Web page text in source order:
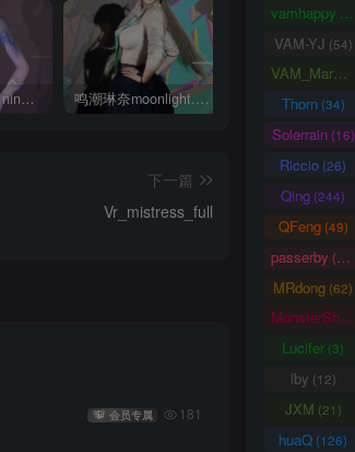
剑来-宁姚qiaqia.ningyao-re.1 鸣潮琳奈moonlight.琳奈.1
下一篇
Vr_mistress_full
会员专属 181
vamhappy
VAM-YJ (54)
VAM_Mars(0)
Thorn(34)
Solerrain(16)
Riccio (26)
Qing (244)
QFeng(49)
passerby (26)
MRdong (62)
MonsterShinkai
Lucifer (3)
lby (12)
JXM (21)
huaQ (126)